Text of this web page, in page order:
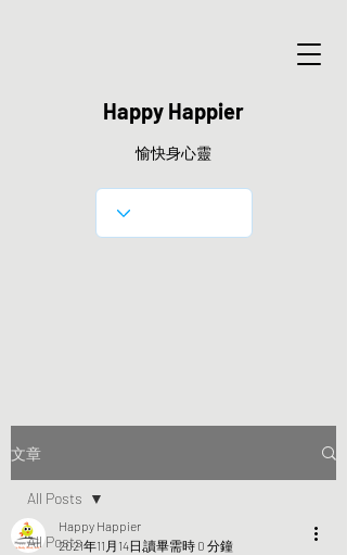
Happy Happier
愉快身心靈
文章
All Posts
All Posts
Happy Happier
2021年11月14日 讀畢需時 0 分鐘